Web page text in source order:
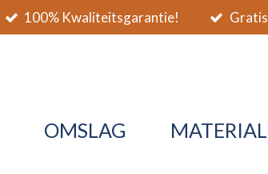
100% Kwaliteitsgarantie!
OMSLAG